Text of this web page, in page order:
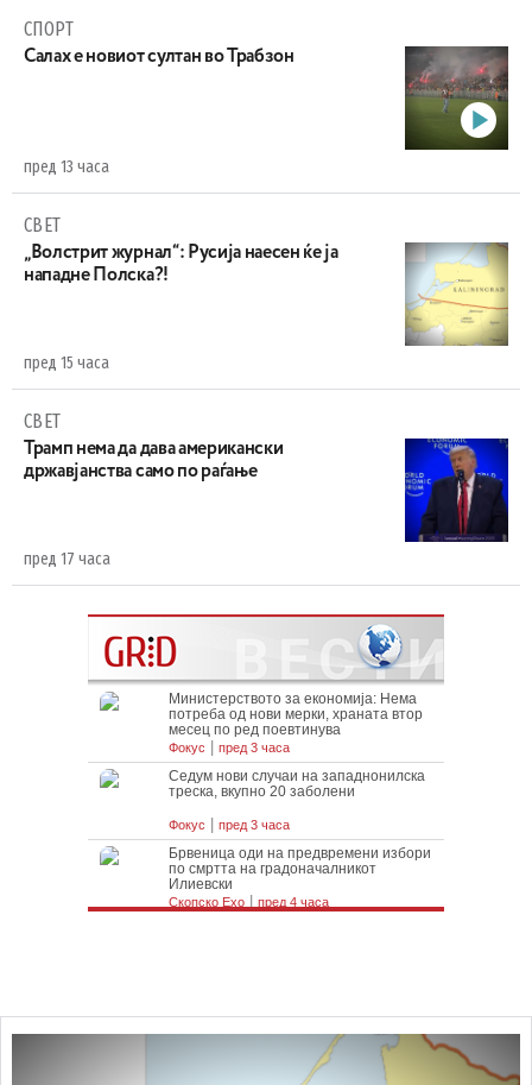
СПОРТ
Салах е новиот султан во Трабзон
пред 13 часа
СВЕТ
„Волстрит журнал“: Русија наесен ќе ја
нападне Полска?!
пред 15 часа
СВЕТ
Трамп нема да дава американски
државјанства само по раѓање
пред 17 часа